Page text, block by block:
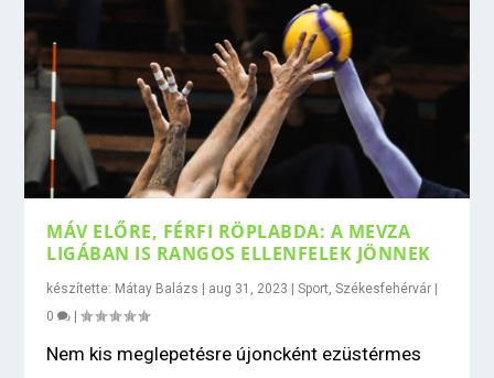
MÁV ELŐRE, FÉRFI RÖPLABDA: A MEVZA
LIGÁBAN IS RANGOS ELLENFELEK JÖNNEK
készítette: Mátay Balázs aug 31, 2023 |Sport,Székesfehérvár
0
|
Nem kis meglepetésre újoncként ezüstérmes